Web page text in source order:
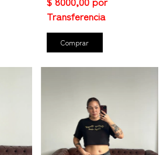
Comprar